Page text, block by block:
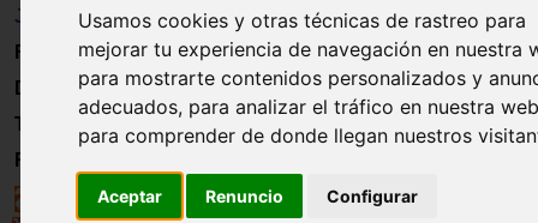
Usamos cookies y otras técnicas de rastreo para
mejorar tu experiencia de navegación en nuestra
para mostrarte contenidos personalizados y
adecuados, para analizar el tráfico en nuestra
para comprender de donde llegan nuestros
Aceptar Renuncio Configurar
Juguetes
Formación
Directorio
Trabajo
Registro